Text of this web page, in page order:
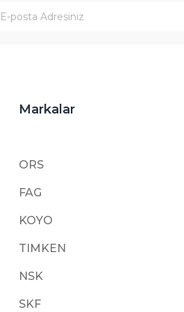
Markalar
ORS
FAG
KOYO
TIMKEN
NSK
SKF